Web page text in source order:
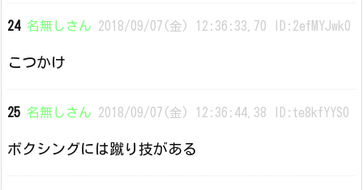
24 名無しさん 2018/09/07(金) 12:36:33.70 ID:2efMYJwk0
こつかけ
25 名無しさん 2018/09/07(金) 12:36:44.38 ID:te8kfYYS0
ボクシングには蹴り技がある